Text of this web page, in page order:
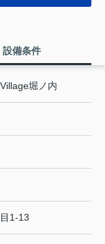
設備条件
堀ノ内
1-13